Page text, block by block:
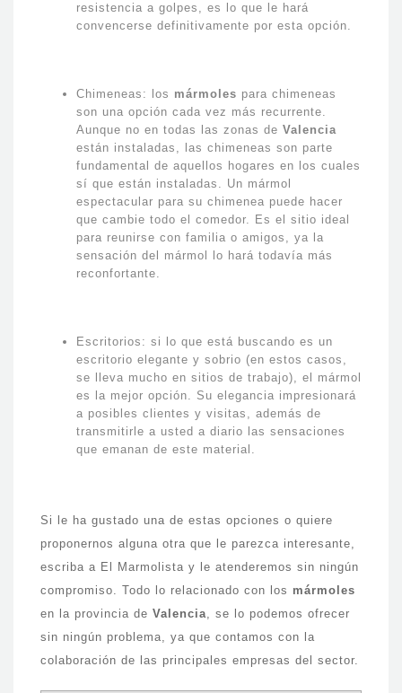
resistencia a golpes, es lo que le hará
convencerse definitivamente por esta opción.
Chimeneas: los mármoles para chimeneas
son una opción cada vez más recurrente.
Aunque no en todas las zonas de Valencia
están instaladas, las chimeneas son parte
fundamental de aquellos hogares en los cuales
sí que están instaladas. Un mármol
espectacular para su chimenea puede hacer
que cambie todo el comedor. Es el sitio ideal
para reunirse con familia o amigos, ya la
sensación del mármol lo hará todavía más
reconfortante.
Escritorios: si lo que está buscando es un
escritorio elegante y sobrio (en estos casos,
se lleva mucho en sitios de trabajo), el mármol
es la mejor opción. Su elegancia impresionará
a posibles clientes y visitas, además de
transmitirle a usted a diario las sensaciones
que emanan de este material.
Si le ha gustado una de estas opciones o quiere
proponernos alguna otra que le parezca interesante,
escriba a El Marmolista y le atenderemos sin ningún
compromiso. Todo lo relacionado con los mármoles
en la provincia de Valencia, se lo podemos ofrecer
sin ningún problema, ya que contamos con la
colaboración de las principales empresas del sector.